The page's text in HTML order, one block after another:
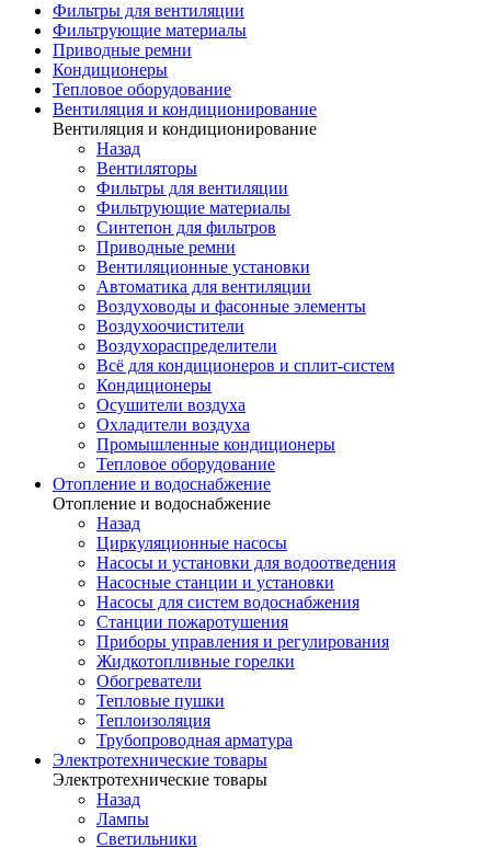
Фильтры для вентиляции
Фильтрующие материалы
Приводные ремни
Кондиционеры
Тепловое оборудование
Вентиляция и кондиционирование
Вентиляция и кондиционирование
Назад
Вентиляторы
Фильтры для вентиляции
Фильтрующие материалы
Синтепон для фильтров
Приводные ремни
Вентиляционные установки
Автоматика для вентиляции
Воздуховоды и фасонные элементы
Воздухоочистители
Воздухораспределители
Всё для кондиционеров и сплит-систем
Кондиционеры
Осушители воздуха
Охладители воздуха
Промышленные кондиционеры
Тепловое оборудование
Отопление и водоснабжение
Отопление и водоснабжение
Назад
Циркуляционные насосы
Насосы и установки для водоотведения
Насосные станции и установки
Насосы для систем водоснабжения
Станции пожаротушения
Приборы управления и регулирования
Жидкотопливные горелки
Обогреватели
Тепловые пушки
Теплоизоляция
Трубопроводная арматура
Электротехнические товары
Электротехнические товары
Назад
Лампы
Светильники